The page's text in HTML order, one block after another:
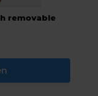
removable